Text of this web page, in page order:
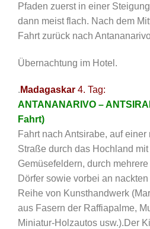
Pfaden zuerst in einer
dann meist flach. Nach dem
Fahrt zurück nach
Übernachtung im Hotel.
. Madagaskar 4. Tag:
ANTANANARIVO –
Fahrt)
Fahrt nach Antsirabe, auf
Straße durch das Hochland mit
Gemüsefeldern, durch
Dörfer sowie vorbei an
Reihe von Kunsthandwerk
aus Fasern der Raffiapalme,
Miniatur-Holzautos usw.).Der